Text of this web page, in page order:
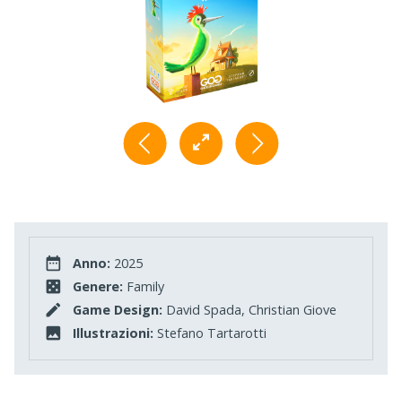
Anno: 2025
Genere: Family
Game Design: David Spada, Christian Giove
Illustrazioni: Stefano Tartarotti